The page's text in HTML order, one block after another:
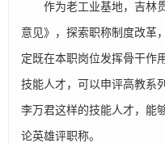
作为老工业基地，吉林贯
意见》，探索职称制度改革
定既在本职岗位发挥骨干作
技能人才，可以申评高教系
李万君这样的技能人才，能
论英雄评职称。